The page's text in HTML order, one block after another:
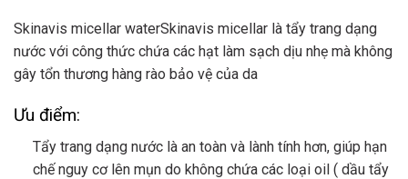
Skinavis micellar waterSkinavis micellar là tẩy trang dạng
nước với công thức chứa các hạt làm sạch dịu nhẹ mà không
gây tổn thương hàng rào bảo vệ của da
Ưu điểm:
Tẩy trang dạng nước là an toàn và lành tính hơn, giúp hạn
chế nguy cơ lên mụn do không chứa các loại oil ( dầu tẩy